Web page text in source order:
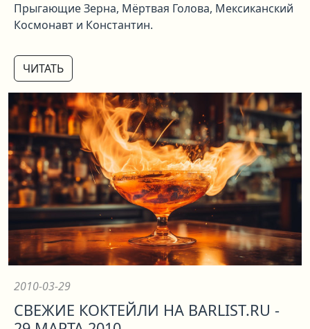
Прыгающие Зерна, Мёртвая Голова, Мексиканский
Космонавт и Константин.
ЧИТАТЬ
2010-03-29
СВЕЖИЕ КОКТЕЙЛИ НА BARLIST.RU -